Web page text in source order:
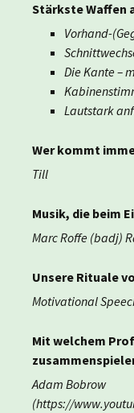
Stärkste Waffen
Vorhand-
Die Kante –
Lautstark
Wer kommt
Till
Musik, die beim
Marc Roffe (badj)
Unsere Rituale
Motivational
Mit welchem
Adam Bobrow
(https://